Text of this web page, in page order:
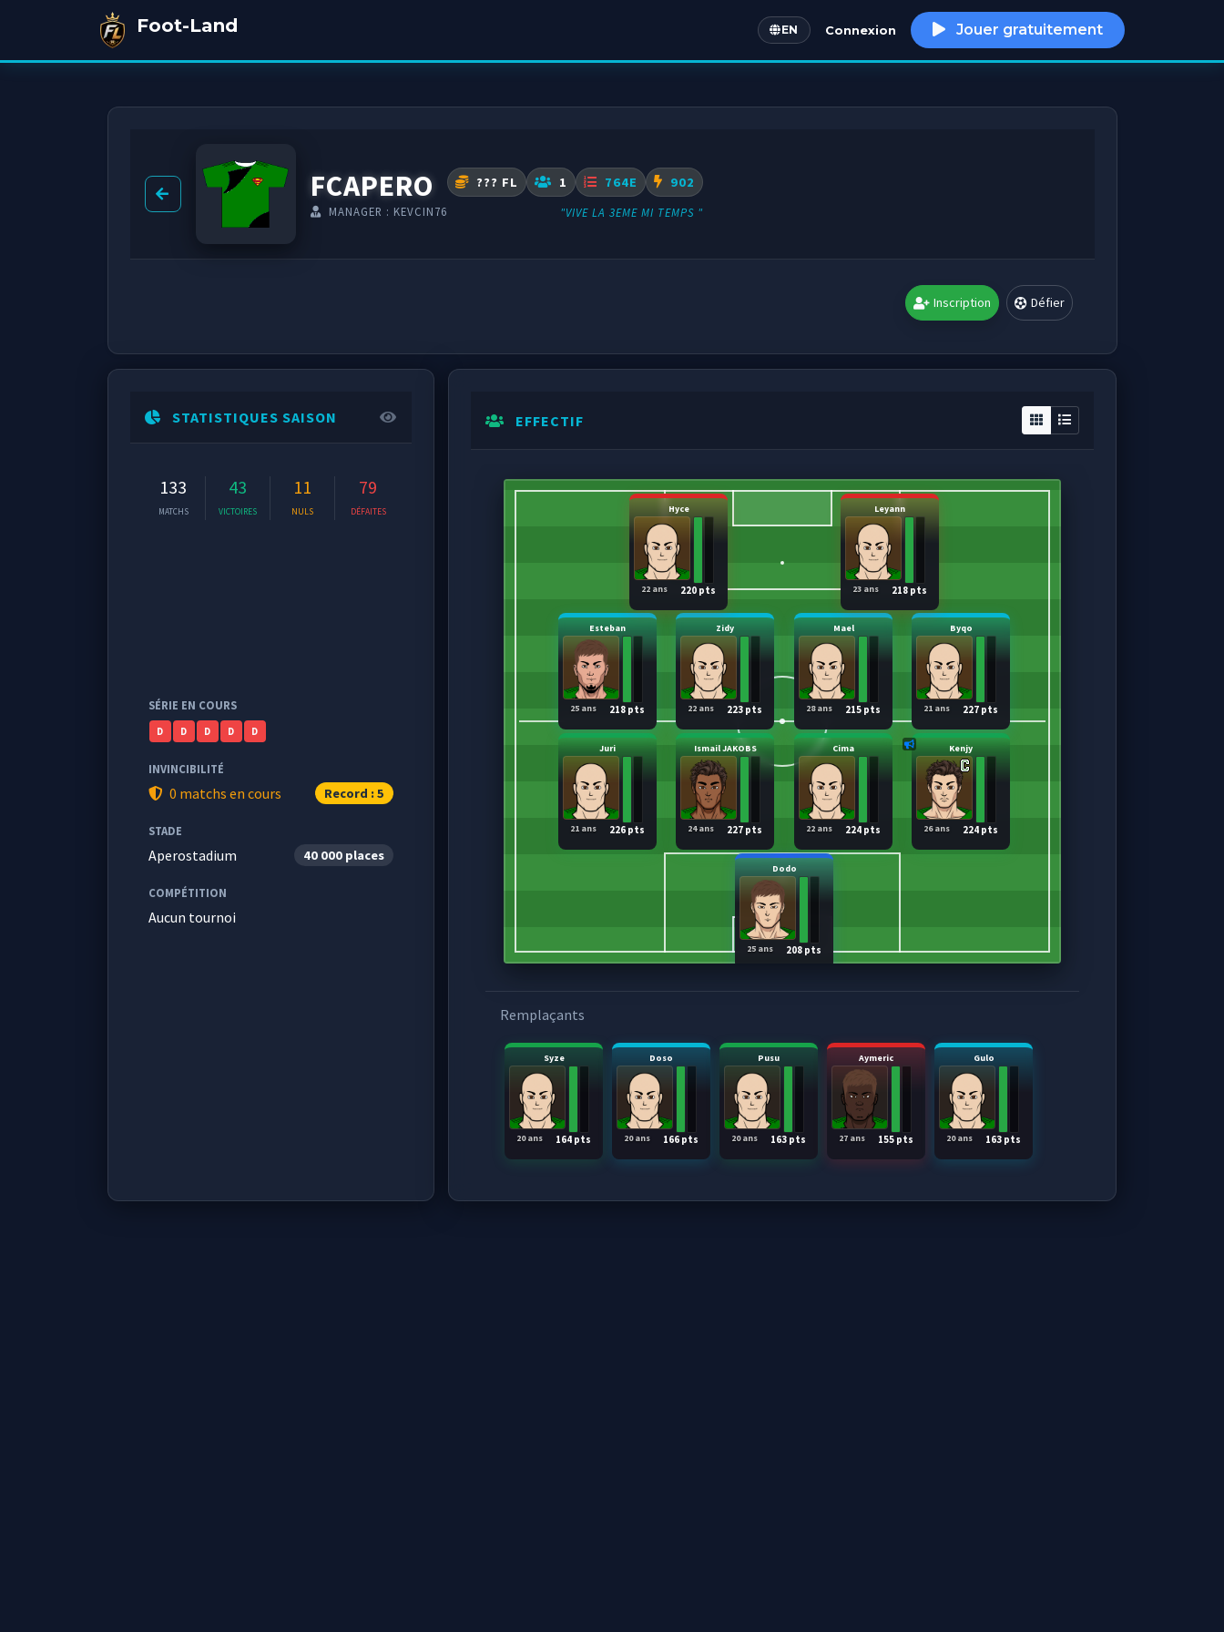
Foot-Land EN
English Connexion Jouer gratuitement
FCAPERO
MANAGER : KEVCIN76
??? FL 1 764E 902
"VIVE LA 3EME MI TEMPS "
Inscription Défier
STATISTIQUES SAISON
133
MATCHS
43
VICTOIRES
11
NULS
79
DÉFAITES
SÉRIE EN COURS
D D D D D
INVINCIBILITÉ
0 matchs en cours Record : 5
STADE
Aperostadium 40 000 places
COMPÉTITION
Aucun tournoi
EFFECTIF
Dodo
208 pts
25 ans
Juri
226 pts
21 ans
Ismail JAKOBS
227 pts
24 ans
Cima
224 pts
22 ans
Kenjy
224 pts
26 ans
Esteban
218 pts
25 ans
Zidy
223 pts
22 ans
Mael
215 pts
28 ans
Byqo
227 pts
21 ans
Hyce
220 pts
22 ans
Leyann
218 pts
23 ans
Remplaçants
Syze
164 pts
20 ans
Doso
166 pts
20 ans
Pusu
163 pts
20 ans
Aymeric
155 pts
27 ans
Gulo
163 pts
20 ans